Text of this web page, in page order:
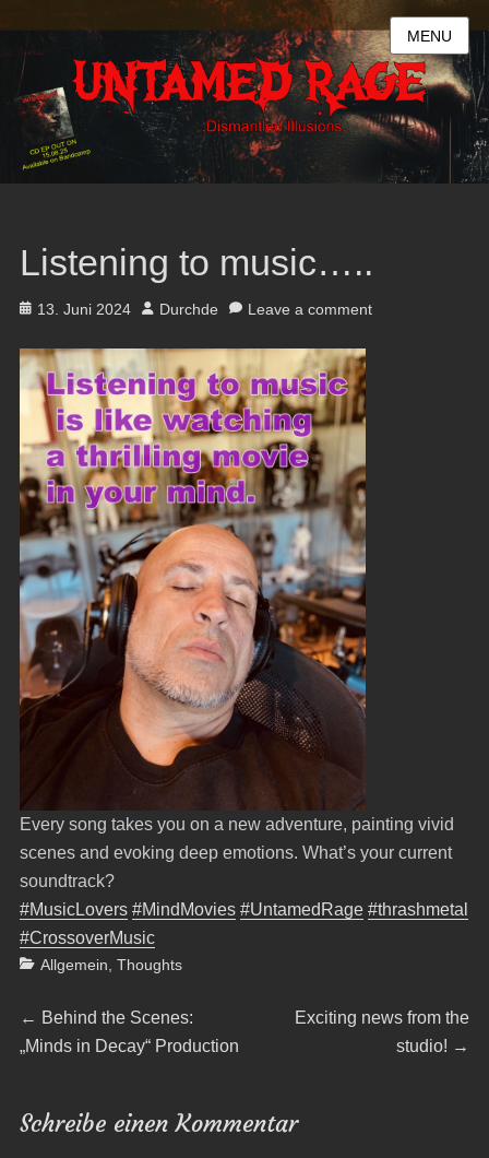
MENU
Listening to music…..
Posted
13. Juni 2024 Author
Durchde Leave a comment
Every song takes you on a new adventure, painting vivid
scenes and evoking deep emotions. What’s your current
soundtrack?
#MusicLovers #MindMovies #UntamedRage #thrashmetal
#CrossoverMusic
Categories
Allgemein Thoughts
Beitragsnavigation
← Previous
post:
Behind the Scenes:
„Minds in Decay“ Production
Next
Exciting news from the
studio! →
Schreibe einen Kommentar